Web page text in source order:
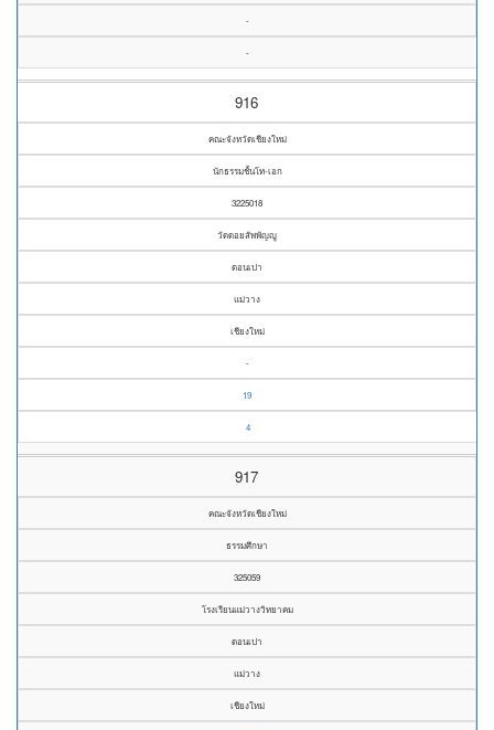
-
-
916
คณะจังหวัดเชียงใหม่
นักธรรมชั้นโท-เอก
3225018
วัดดอยสัพพัญญู
ดอนเปา
แม่วาง
เชียงใหม่
-
19
4
917
คณะจังหวัดเชียงใหม่
ธรรมศึกษา
325059
โรงเรียนแม่วางวิทยาคม
ดอนเปา
แม่วาง
เชียงใหม่